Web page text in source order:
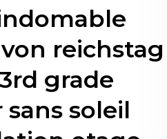
reichstag
grade
soleil